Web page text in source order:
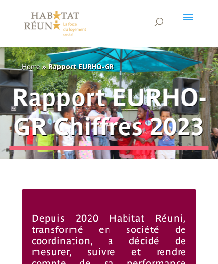
Home»Rapport EURHO-GR
Depuis 2020 Habitat Réuni,
transformé en société de
coordination, a décidé de
mesurer, suivre et rendre